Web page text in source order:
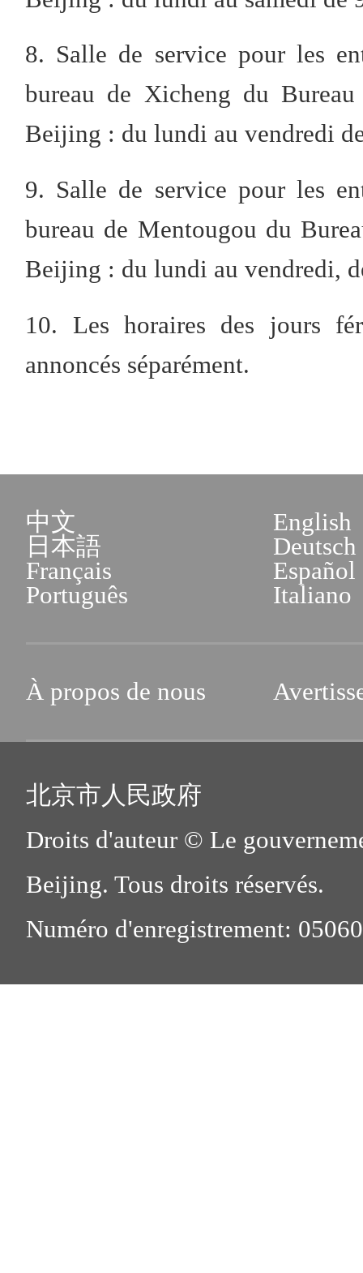
8. Salle de service pour les
bureau de Xicheng du
Beijing : du lundi au vendredi
9. Salle de service pour les
bureau de Mentougou du
Beijing : du lundi au vendredi,
10. Les horaires des jours
annoncés séparément.
中文
English
日本語
Deutsch
Français
Español
Português
Italiano
À propos de nous
北京市人民政府
Droits d'auteur © Le
Beijing. Tous droits réservés.
Numéro d'enregistrement: